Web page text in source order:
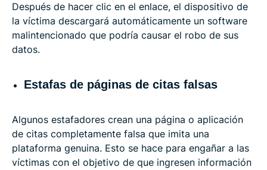
Después de hacer clic en el enlace, el dispositivo de
la víctima descargará automáticamente un software
malintencionado que podría causar el robo de sus
datos.
Estafas de páginas de citas falsas
Algunos estafadores crean una página o aplicación
de citas completamente falsa que imita una
plataforma genuina. Esto se hace para engañar a las
víctimas con el objetivo de que ingresen información